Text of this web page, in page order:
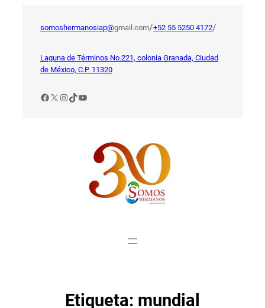
somoshermanosiap@gmail.com/+52 55 5250 4172/
Laguna de Términos No.221, colonia Granada, Ciudad
de México, C.P. 11320
Facebook
X Instagram
TikTok
YouTube
Etiqueta: mundial